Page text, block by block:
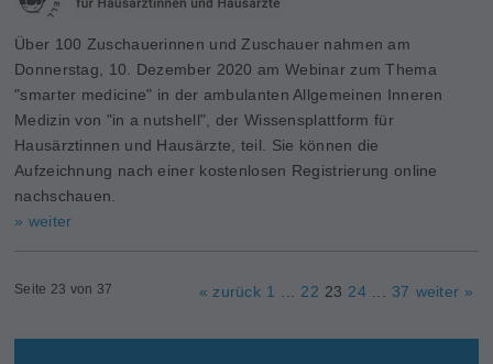
Über 100 Zuschauerinnen und Zuschauer nahmen am
Donnerstag, 10. Dezember 2020 am Webinar zum Thema
"smarter medicine" in der ambulanten Allgemeinen Inneren
Medizin von "in a nutshell", der Wissensplattform für
Hausärztinnen und Hausärzte, teil. Sie können die
Aufzeichnung nach einer kostenlosen Registrierung online
nachschauen.
» weiter
Seite 23 von 37 « zurück 1 22 23 24 37 weiter »